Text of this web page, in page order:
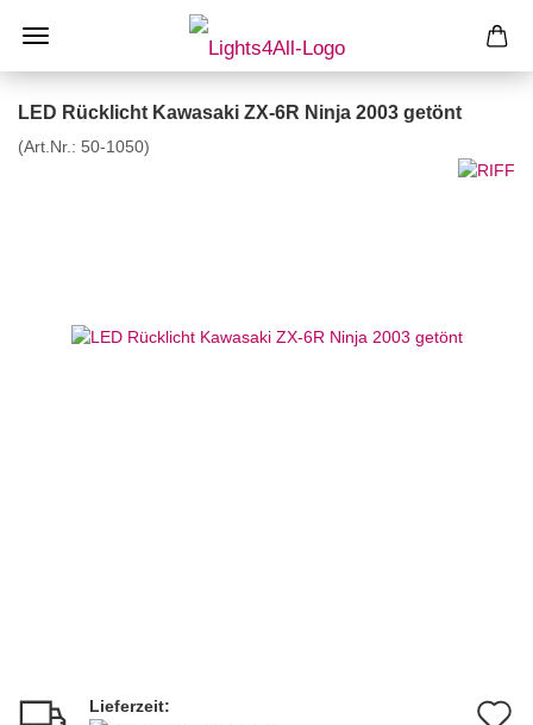
LED Rücklicht Kawasaki ZX-6R Ninja 2003 getönt
(Art.Nr.: 50-1050)
Lieferzeit: